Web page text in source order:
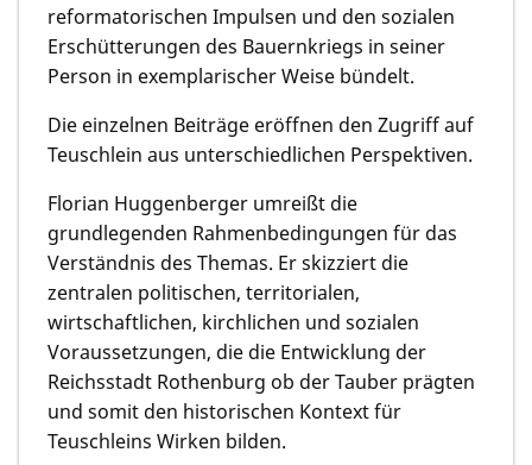
reformatorischen Impulsen und den sozialen
Erschütterungen des Bauernkriegs in seiner
Person in exemplarischer Weise bündelt.
Die einzelnen Beiträge eröffnen den Zugriff auf
Teuschlein aus unterschiedlichen Perspektiven.
Florian Huggenberger umreißt die
grundlegenden Rahmenbedingungen für das
Verständnis des Themas. Er skizziert die
zentralen politischen, territorialen,
wirtschaftlichen, kirchlichen und sozialen
Voraussetzungen, die die Entwicklung der
Reichsstadt Rothenburg ob der Tauber prägten
und somit den historischen Kontext für
Teuschleins Wirken bilden.